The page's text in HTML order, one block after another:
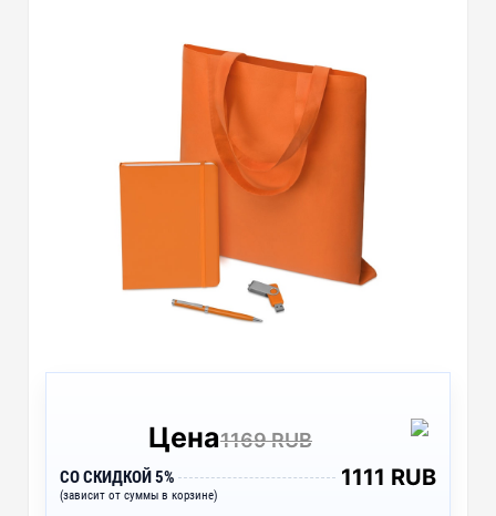
Цена1169 RUB
СО СКИДКОЙ 5%
(зависит от суммы в корзине)
1111 RUB